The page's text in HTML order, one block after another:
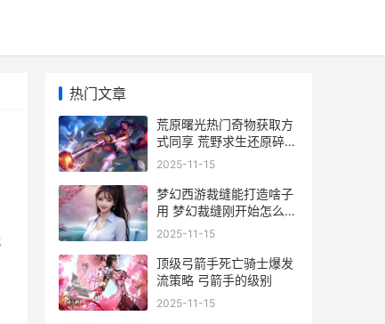
热门文章
荒原曙光热门奇物获取方
式同享 荒野求生还原碎片
曙光将现解法
2025-11-15
梦幻西游裁缝能打造啥子
用 梦幻裁缝刚开始怎么增
加
2025-11-15
顶级弓箭手死亡骑士爆发
流策略 弓箭手的级别
2025-11-15